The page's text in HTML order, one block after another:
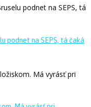
podnet na SEPS, tá čaká